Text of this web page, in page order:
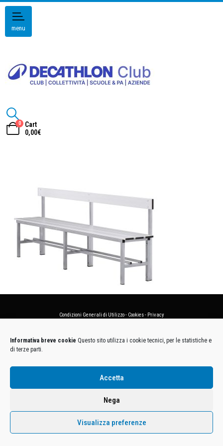
Informativa breve cookie Questo sito utilizza i cookie tecnici, per le statistiche e
di terze parti.
Accetta
Nega
Visualizza preferenze
menu
0
Cart
0,00€
Condizioni Generali di Utilizzo- Cookies- Privacy
Euro 12.500.000 i.v. - C.F. e Iscr. Reg. Imp. Monza e Brianza 02137480964 - R.E.A. MB-1370021 -
P.IVA. 11005760159 - Direzione e coordinamento art. 2497 C.C. DECATHLON SA, Villeneuve